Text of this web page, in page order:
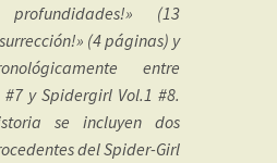
(13
(4 páginas) y
entre
y Spidergirl Vol.1 #8.
se incluyen dos
del Spider-Girl